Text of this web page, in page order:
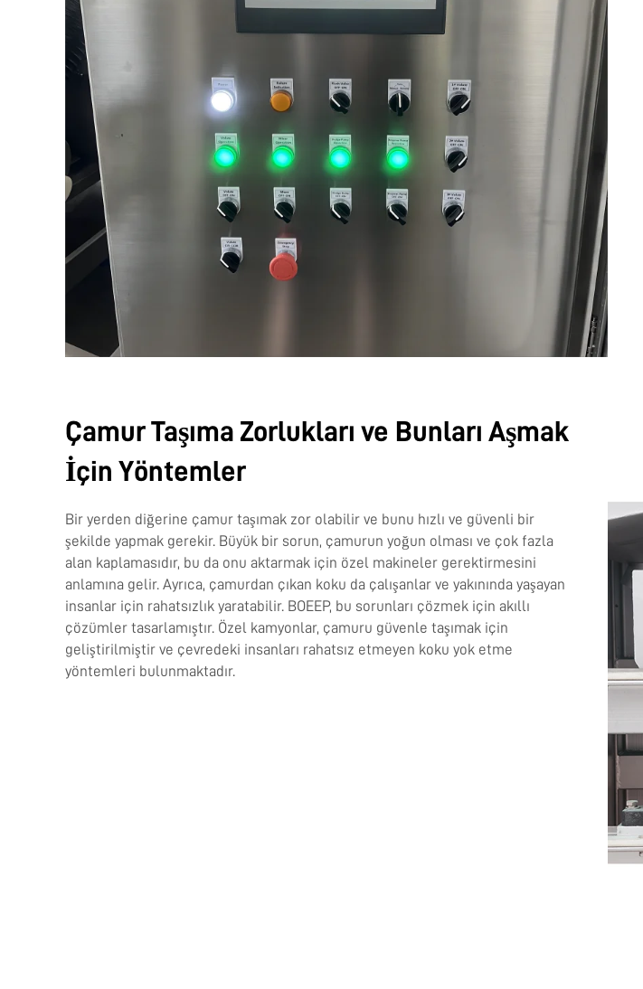
Çamur Taşıma Zorlukları ve Bunları Aşmak
İçin Yöntemler
Bir yerden diğerine çamur taşımak zor olabilir ve bunu hızlı ve güvenli bir
şekilde yapmak gerekir. Büyük bir sorun, çamurun yoğun olması ve çok fazla
alan kaplamasıdır, bu da onu aktarmak için özel makineler gerektirmesini
anlamına gelir. Ayrıca, çamurdan çıkan koku da çalışanlar ve yakınında yaşayan
insanlar için rahatsızlık yaratabilir. BOEEP, bu sorunları çözmek için akıllı
çözümler tasarlamıştır. Özel kamyonlar, çamuru güvenle taşımak için
geliştirilmiştir ve çevredeki insanları rahatsız etmeyen koku yok etme
yöntemleri bulunmaktadır.